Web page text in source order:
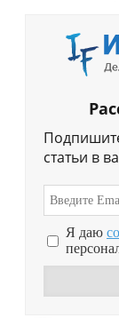
статьи в
Я даю